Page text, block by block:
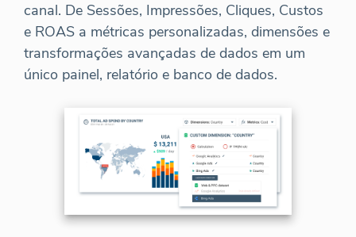
canal. De Sessões, Impressões, Cliques, Custos
e ROAS a métricas personalizadas, dimensões e
transformações avançadas de dados em um
único painel, relatório e banco de dados.